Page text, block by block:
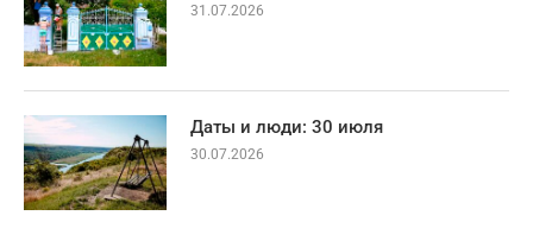
31.07.2026
Даты и люди: 30 июля
30.07.2026